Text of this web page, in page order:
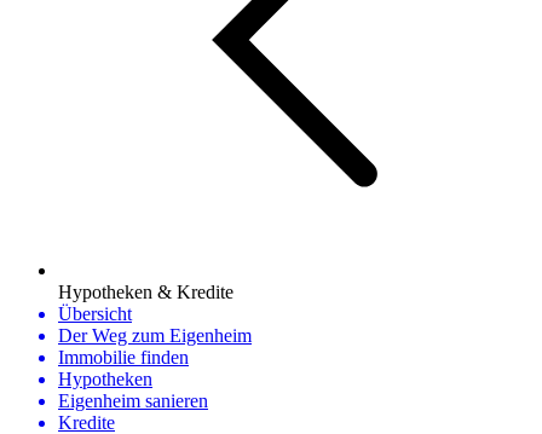
Hypotheken & Kredite
Übersicht
Der Weg zum Eigenheim
Immobilie finden
Hypotheken
Eigenheim sanieren
Kredite